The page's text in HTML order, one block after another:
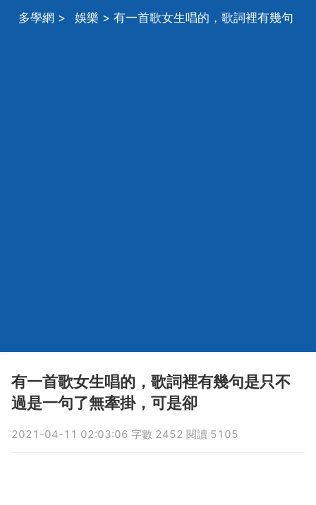
多學網 > 娛樂 > 有一首歌女生唱的，歌詞裡有幾句
有一首歌女生唱的，歌詞裡有幾句是只不
過是一句了無牽掛，可是卻
2021-04-11 02:03:06 字數 2452 閱讀 5105